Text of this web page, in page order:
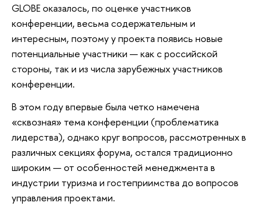
GLOBE оказалось, по оценке участников
конференции, весьма содержательным и
интересным, поэтому у проекта появись новые
потенциальные участники — как с российской
стороны, так и из числа зарубежных участников
конференции.
В этом году впервые была четко намечена
«сквозная» тема конференции (проблематика
лидерства), однако круг вопросов, рассмотренных в
различных секциях форума, остался традиционно
широким — от особенностей менеджмента в
индустрии туризма и гостеприимства до вопросов
управления проектами.